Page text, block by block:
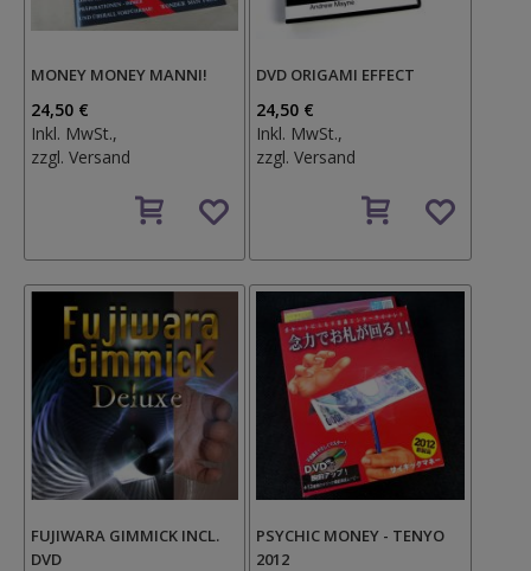
MONEY MONEY MANNI!
24,50 €
Inkl. MwSt.,
zzgl. Versand
den
DVD ORIGAMI EFFECT
24,50 €
Inkl. MwSt.,
zzgl.Versand
den
FUJIWARA GIMMICK INCL.
DVD
PSYCHIC MONEY - TENYO
2012